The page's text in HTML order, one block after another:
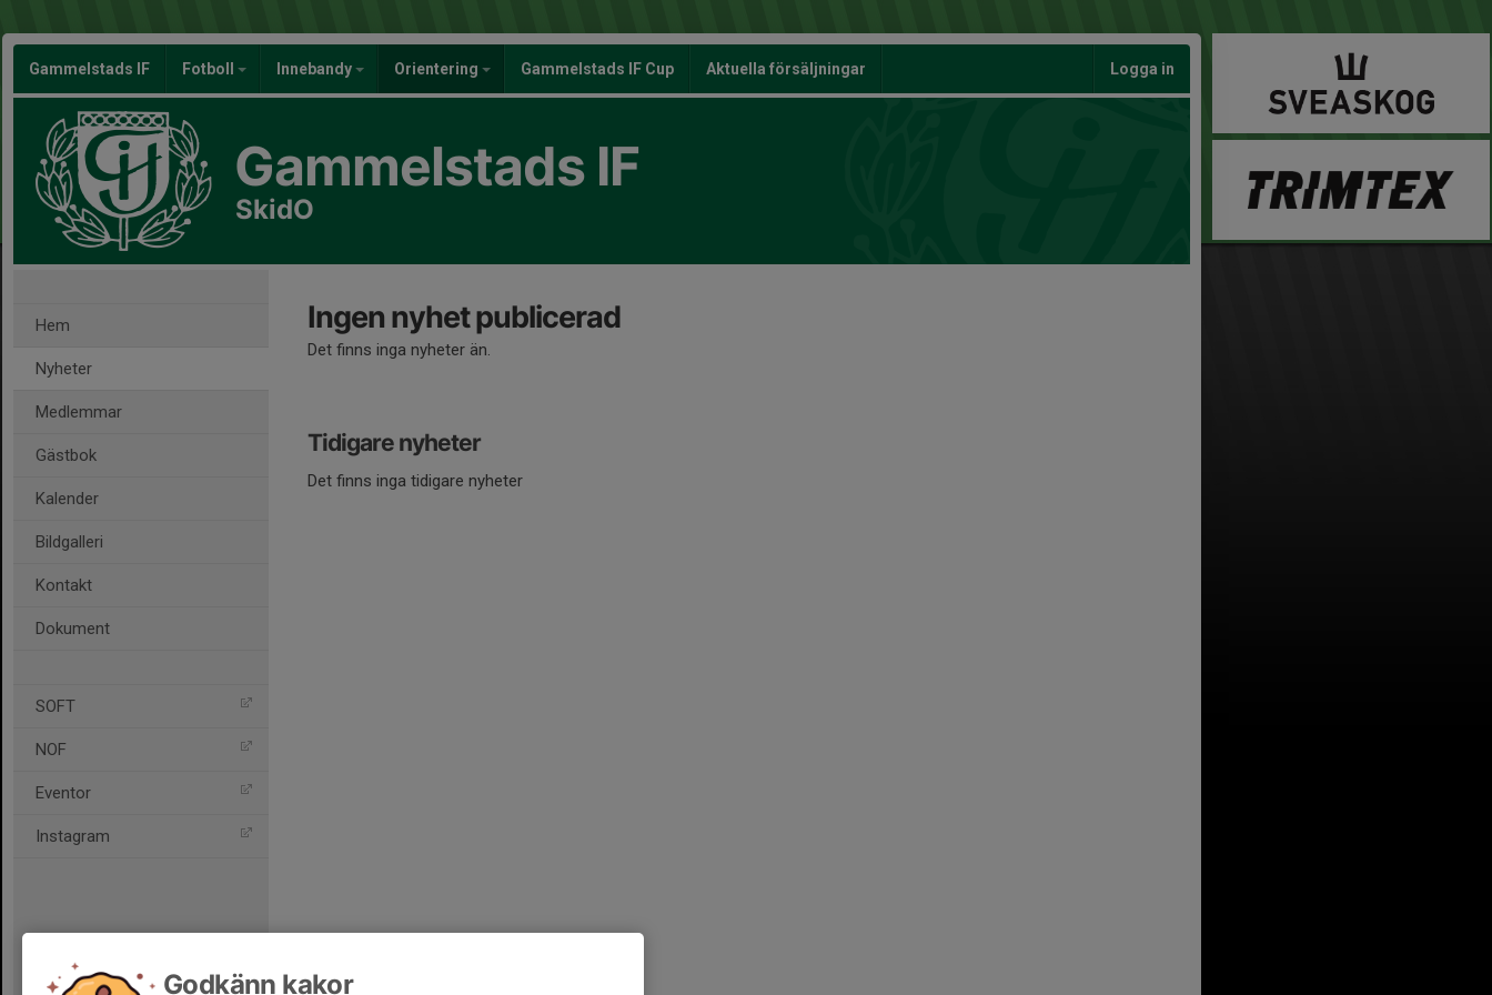
Gammelstads IF Fotboll Innebandy Orientering Gammelstads IF Cup Aktuella försäljningar Logga in
Gammelstads IF
SkidO
Hem
Nyheter
Medlemmar
Gästbok
Kalender
Bildgalleri
Kontakt
Dokument
SOFT
NOF
Eventor
Instagram
Ingen nyhet publicerad
Det finns inga nyheter än.
Tidigare nyheter
Det finns inga tidigare nyheter
Godkänn kakor